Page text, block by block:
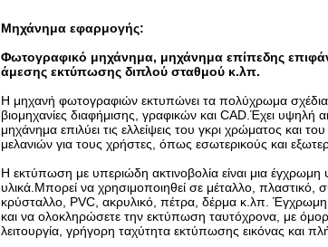
Μηχάνημα εφαρμογής:
Φωτογραφικό μηχάνημα, μηχάνημα επίπεδης
άμεσης εκτύπωσης διπλού σταθμού κ.λπ.
Η μηχανή φωτογραφιών εκτυπώνει τα πολύχρωμα σχέδια
βιομηχανίες διαφήμισης, γραφικών και CAD.Έχει υψηλή
μηχάνημα επιλύει τις ελλείψεις του γκρι χρώματος και
μελανιών για τους χρήστες, όπως εσωτερικούς και
Η εκτύπωση με υπεριώδη ακτινοβολία είναι μια
υλικά.Μπορεί να χρησιμοποιηθεί σε μέταλλο, πλαστικό,
κρύσταλλο, PVC, ακρυλικό, πέτρα, δέρμα κ.λπ. Έγχρωμη
και να ολοκληρώσετε την εκτύπωση ταυτόχρονα, με
λειτουργία, γρήγορη ταχύτητα εκτύπωσης εικόνας και